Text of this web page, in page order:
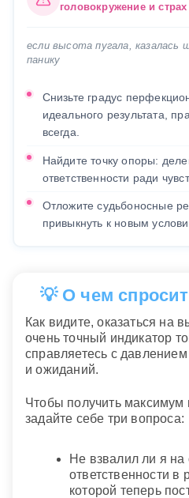
головокружение и
если высота пугала, казалась
панику
Снизьте градус
идеального результата,
всегда.
Найдите точку опоры:
ответственности ради
Отложите судьбоносные
привыкнуть к новым
💡 О чем
Как видите, оказаться на
очень точный индикатор
справляетесь с
и ожиданий.
Чтобы получить максимум
задайте себе три вопроса:
Не взвалил ли я
ответственности в
которой теперь